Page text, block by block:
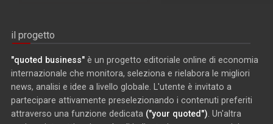
il progetto
"quoted business" è un progetto editoriale online di economia
internazionale che monitora, seleziona e rielabora le migliori
news, analisi e idee a livello globale. L'utente è invitato a
partecipare attivamente preselezionando i contenuti preferiti
attraverso una funzione dedicata ("your quoted"). Un'altra